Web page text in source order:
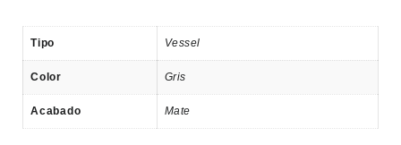
Tipo Vessel
Color Gris
Acabado Mate